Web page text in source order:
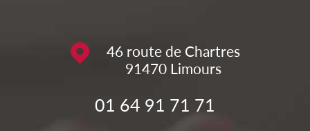
46 route de Chartres
91470 Limours
01 64 91 71 71